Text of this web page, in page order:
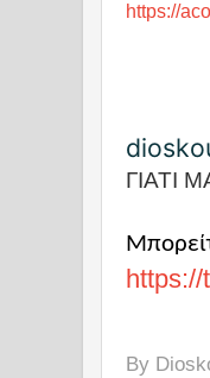
https://
ΓΙΑΤΙ
By